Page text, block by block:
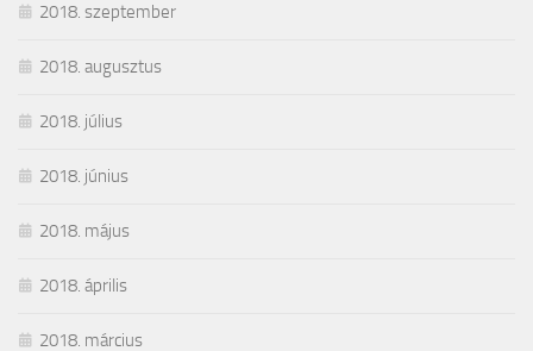
2018. szeptember
2018. augusztus
2018. július
2018. június
2018. május
2018. április
2018. március